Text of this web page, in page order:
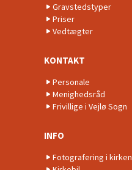
Gravstedstyper
Priser
Vedtægter
KONTAKT
Personale
Menighedsråd
Frivillige i Vejlø Sogn
INFO
Fotografering i kirken